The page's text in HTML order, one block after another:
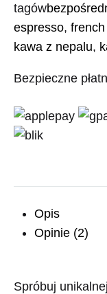
tagów
espresso,
kawa z nepalu,
Bezpieczne
Opis
Opinie (2)
Spróbuj